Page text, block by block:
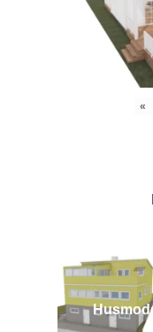
«